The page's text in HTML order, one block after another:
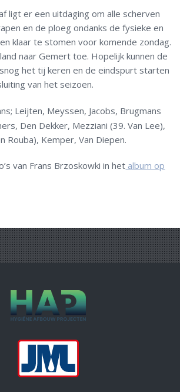
ligt er een uitdaging om alle scherven
en de ploeg ondanks de fysieke en
klaar te stomen voor komende zondag.
naar Gemert toe. Hopelijk kunnen de
het tij keren en de eindspurt starten
van het seizoen.
Leijten, Meyssen, Jacobs, Brugmans
Den Dekker, Mezziani (39. Van Lee),
Rouba), Kemper, Van Diepen.
van Frans Brzoskowki in het album op